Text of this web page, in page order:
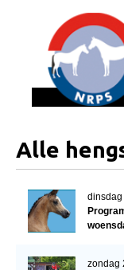
Over NRPS
Alle
zondag